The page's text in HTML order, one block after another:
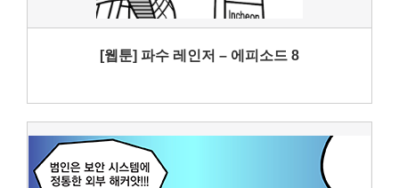
[웹툰] 파수 레인저 – 에피소드 8